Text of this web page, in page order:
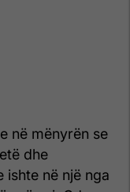
në mënyrën se
dhe
ishte në një nga